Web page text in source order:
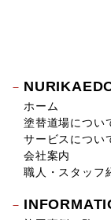
ホーム
塗替道場につい
サービスについ
会社案内
職人・スタッフ